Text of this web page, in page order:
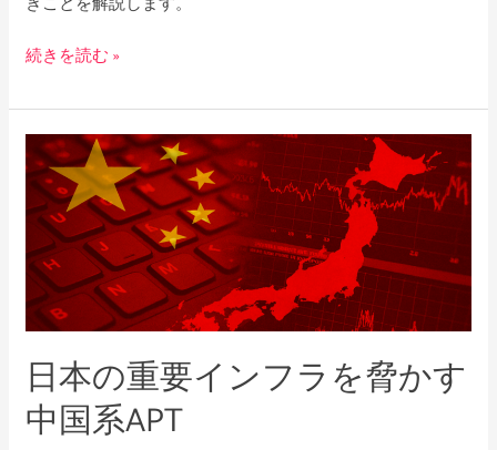
モ
ル
の
移
行：
サ
イ
バ
ー
リ
ー
ダ
ー
が
続きを読む »
日本の重要インフラを脅かす
中国系APT
日
本
の
重
要
イ
ン
フ
ラ
を
脅